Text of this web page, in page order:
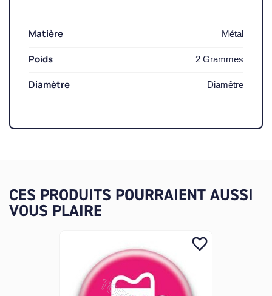
Matière Métal
Poids 2 Grammes
Diamètre Diamêtre
CES PRODUITS POURRAIENT AUSSI
VOUS PLAIRE
favorite_border